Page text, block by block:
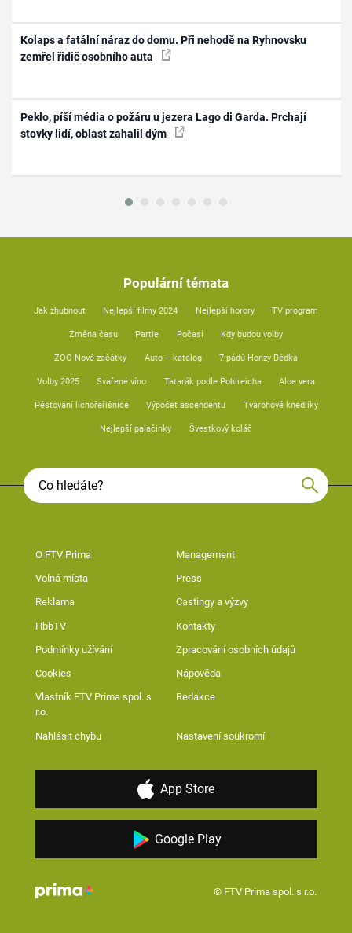
Kolaps a fatální náraz do domu. Při nehodě na Ryhnovsku
zemřel řidič osobního auta
Peklo, píší média o požáru u jezera Lago di Garda. Prchají
stovky lidí, oblast zahalil dým
Populární témata
Jak zhubnout Nejlepší filmy 2024 Nejlepší horory TV program
Změna času Partie Počasí Kdy budou volby
ZOO Nové začátky Auto – katalog 7 pádů Honzy Dědka
Volby 2025 Svařené víno Tatarák podle Pohlreicha Aloe vera
Pěstování lichořeřišnice Výpočet ascendentu Tvarohové knedlíky
Nejlepší palačinky Švestkový koláč
O FTV Prima Management
Volná místa Press
Reklama Castingy a výzvy
HbbTV Kontakty
Podmínky užívání Zpracování osobních údajů
Cookies Nápověda
Vlastník FTV Prima spol. s
r.o.
Redakce
Nahlásit chybu Nastavení soukromí
App Store
Google Play
© FTV Prima spol. s r.o.